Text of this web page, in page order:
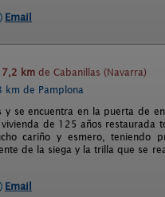
Email
km de Cabanillas (Navarra)
km de Pamplona
se encuentra en la puerta de
de 125 años restaurada
cariño y esmero, teniendo
de la siega y la trilla que se
Email